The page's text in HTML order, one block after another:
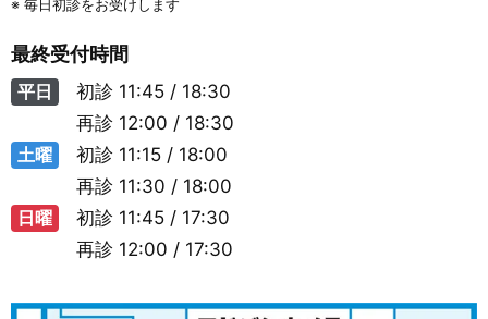
※ 毎日初診をお受けします
最終受付時間
平日 初診 11:45 / 18:30
再診 12:00 / 18:30
土曜
初診 11:15 / 18:00
再診 11:30 / 18:00
日曜
初診 11:45 / 17:30
再診 12:00 / 17:30